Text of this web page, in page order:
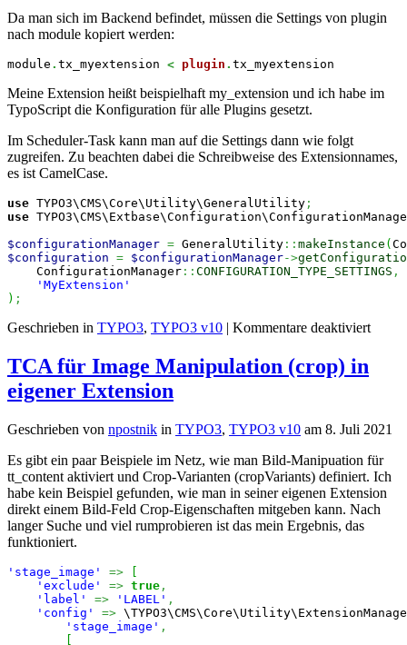
Da man sich im Backend befindet, müssen die Settings von plugin
nach module kopiert werden:
module . tx_myextension < plugin . tx_myextension
Meine Extension heißt beispielhaft my_extension und ich habe im
TypoScript die Konfiguration für alle Plugins gesetzt.
Im Scheduler-Task kann man auf die Settings dann wie folgt
zugreifen. Zu beachten dabei die Schreibweise des Extensionnames,
es ist CamelCase.
use TYPO3\CMS\Core\Utility\GeneralUtility ;
use
$configurationManager = GeneralUtility :: makeInstance (
$configuration = $configurationManager->
    ConfigurationManager
:: CONFIGURATION_TYPE_SETTINGS ,
'MyExtension'
) ;
Geschrieben in TYPO3, TYPO3 v10 | Kommentare deaktiviertfür
Task
TCA für Image Manipulation (crop) in
eigener Extension
Geschrieben von npostnik in TYPO3, TYPO3 v10 am 8. Juli 2021
Es gibt ein paar Beispiele im Netz, wie man Bild-Manipuation für
tt_content aktiviert und Crop-Varianten (cropVariants) definiert. Ich
habe kein Beispiel gefunden, wie man in seiner eigenen Extension
direkt einem Bild-Feld Crop-Eigenschaften mitgeben kann. Nach
langer Suche und viel rumprobieren ist das mein Ergebnis, das
funktioniert.
'stage_image' =>
'exclude'
=> true ,
'label'
=> 'LABEL' ,
'config'
=>
'stage_image' ,